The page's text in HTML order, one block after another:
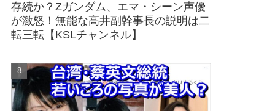
存続か？Zガンダム、エマ・シーン声優
が激怒！無能な高井副幹事長の説明は二
転三転【KSLチャンネル】